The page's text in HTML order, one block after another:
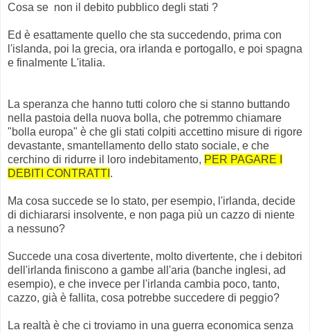
Cosa se non il debito pubblico degli stati ?
Ed è esattamente quello che sta succedendo, prima con
l'islanda, poi la grecia, ora irlanda e portogallo, e poi spagna
e finalmente L'italia.
La speranza che hanno tutti coloro che si stanno buttando
nella pastoia della nuova bolla, che potremmo chiamare
"bolla europa" è che gli stati colpiti accettino misure di rigore
devastante, smantellamento dello stato sociale, e che
cerchino di ridurre il loro indebitamento, PER PAGARE I
DEBITI CONTRATTI .
Ma cosa succede se lo stato, per esempio, l'irlanda, decide
di dichiararsi insolvente, e non paga più un cazzo di niente
a nessuno?
Succede una cosa divertente, molto divertente, che i debitori
dell'irlanda finiscono a gambe all'aria (banche inglesi, ad
esempio), e che invece per l'irlanda cambia poco, tanto,
cazzo, già è fallita, cosa potrebbe succedere di peggio?
La realtà è che ci troviamo in una guerra economica senza